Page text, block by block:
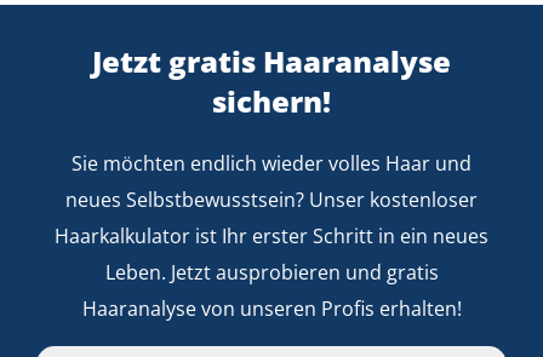
Jetzt gratis Haaranalyse
sichern!
Sie möchten endlich wieder volles Haar und
neues Selbstbewusstsein? Unser kostenloser
Haarkalkulator ist Ihr erster Schritt in ein neues
Leben. Jetzt ausprobieren und gratis
Haaranalyse von unseren Profis erhalten!